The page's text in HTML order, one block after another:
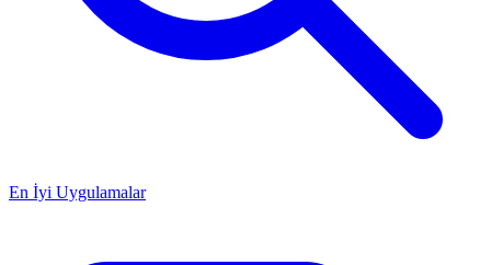
En İyi Uygulamalar